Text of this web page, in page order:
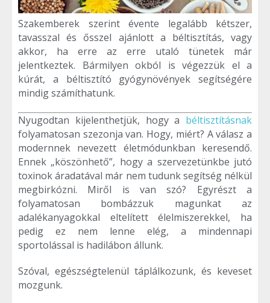
Szakemberek szerint évente legalább kétszer,
tavasszal és ősszel ajánlott a béltisztítás, vagy
akkor, ha erre az erre utaló tünetek már
jelentkeztek. Bármilyen okból is végezzük el a
kúrát, a béltisztító gyógynövények segítségére
mindig számíthatunk.
Nyugodtan kijelenthetjük, hogy a béltisztításnak
folyamatosan szezonja van. Hogy, miért? A válasz a
modernnek nevezett életmódunkban keresendő.
Ennek „köszönhető”, hogy a szervezetünkbe jutó
toxinok áradatával már nem tudunk segítség nélkül
megbirkózni. Miről is van szó? Egyrészt a
folyamatosan bombázzuk magunkat az
adalékanyagokkal eltelített élelmiszerekkel, ha
pedig ez nem lenne elég, a mindennapi
sportolással is hadilábon állunk.
Szóval, egészségtelenül táplálkozunk, és keveset
mozgunk.